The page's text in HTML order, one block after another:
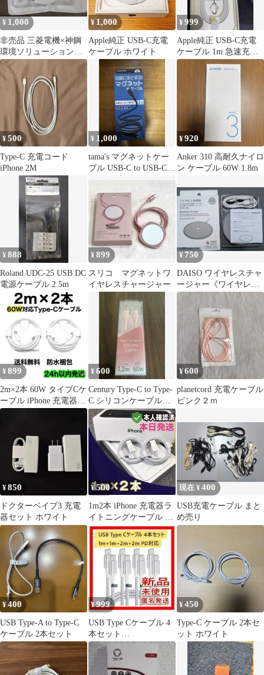
¥ 1,000
非売品 三菱電機×神鋼
環境ソリューション提
携記念 コードリール型
充電ケーブル
¥ 1,000
Apple純正 USB-C充電
ケーブル ホワイト
¥999
Apple純正 USB-C充電
ケーブル 1m 急速充電
新品
¥500
Type-C 充電コード
iPhone 2M
¥ 1,000
tama's マグネットケー
ブル USB-C to USB-C
1m
¥920
Anker 310 高耐久ナイロ
ン ケーブル 60W 1.8m
¥888
Roland UDC-25 USB DC
電源ケーブル 2.5m
¥899
スリコ マグネットワ
イヤレスチャージャー
¥ 750
DAISO ワイヤレスチャ
ージャー《ワイヤレス
充電器》
¥ 899
2m×2本 60W タイプCケ
ーブル iPhone 充電器
高速充電 純正品同等
¥600
Century Type-C to Type-
C シリコンケーブル
1.2m
¥600
planetcord 充電ケーブル
ピンク２ｍ
¥850
ドクターベイプ3 充電
器セット ホワイト
¥500
1m2本 iPhone 充電器ラ
イトニングケーブル 純
正品同等
現在 ¥400
USB充電ケーブル まと
め売り
¥400
USB Type-A to Type-C
ケーブル 2本セット
¥999
USB Type Cケーブル 4
本セット
1m+1m+2m+2m PD対応
¥450
Type-C ケーブル 2本セ
ット ホワイト